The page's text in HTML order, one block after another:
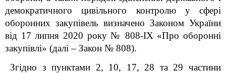
демократичного цивільного контролю у сфері
оборонних закупівель визначено Законом України
від 17 липня 2020 року № 808-IX «Про оборонні
закупівлі» (далі – Закон № 808).
Згідно з пунктами 2, 10, 17, 28 та 29 частини